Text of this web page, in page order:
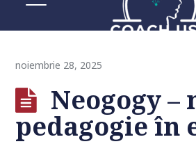
noiembrie 28, 2025
Neogogy –
pedagogie în